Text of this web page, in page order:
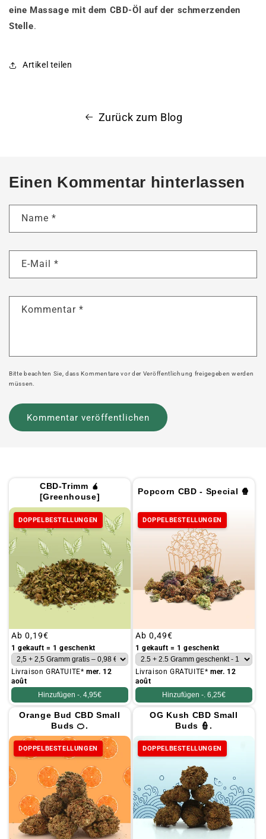
eine Massage mit dem CBD-Öl auf der schmerzenden
Stelle.
Artikel teilen
Zurück zum Blog
Einen Kommentar hinterlassen
Name *
E-Mail *
Kommentar *
Bitte beachten Sie, dass Kommentare vor der Veröffentlichung freigegeben werden
müssen.
CBD-Trimm 🧉
[Greenhouse]
DOPPELBESTELLUNGEN
Üblicher
Preis
Ab 0,19€
1 gekauft = 1 geschenkt
Livraison GRATUITE* mer. 12
août
Hinzufügen -. 4,95€
Popcorn CBD - Special 🍿
DOPPELBESTELLUNGEN
Üblicher
Preis
Ab 0,49€
1 gekauft = 1 geschenkt
Livraison GRATUITE* mer. 12
août
Hinzufügen -. 6,25€
Orange Bud CBD Small
Buds 🍊.
DOPPELBESTELLUNGEN
OG Kush CBD Small
Buds 👮.
DOPPELBESTELLUNGEN